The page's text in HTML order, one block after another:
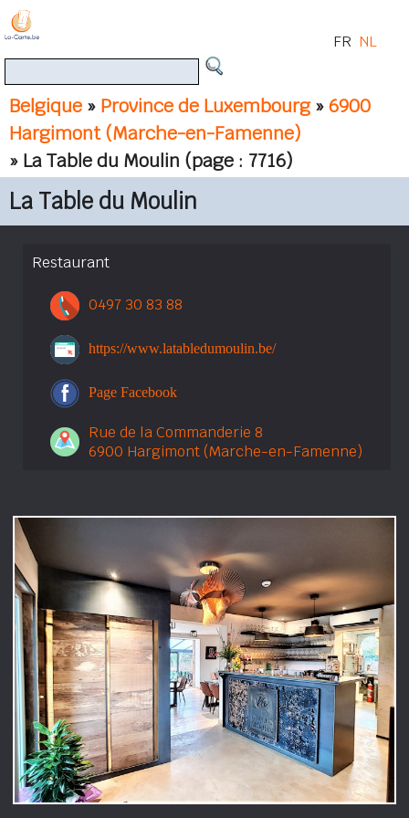
Belgique » Province de Luxembourg»6900
Hargimont (Marche-en-Famenne)
» La Table du Moulin (page : 7716)
FR NL
La Table du Moulin
Restaurant
0497 30 83 88
https://www.latabledumoulin.be/
Page Facebook
Rue de la Commanderie 8
6900 Hargimont (Marche-en-Famenne)